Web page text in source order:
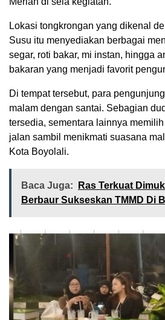
Lokasi tongkrongan yang dikenal
Susu itu menyediakan berbagai
segar, roti bakar, mi instan, hingga
bakaran yang menjadi favorit
Di tempat tersebut, para
malam dengan santai. Sebagian
tersedia, sementara lainnya
jalan sambil menikmati suasana
Kota Boyolali.
Baca Juga:
Ras Terkuat
Berbaur Sukseskan TMMD Di